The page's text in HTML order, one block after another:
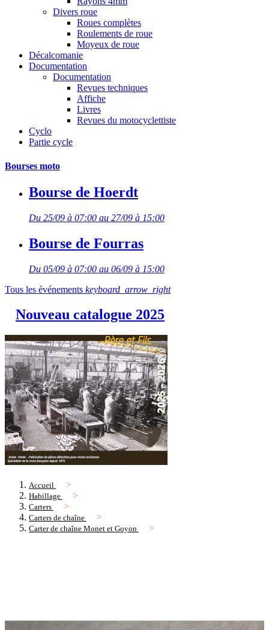
Divers roue
Roues complètes
Roulements de roue
Moyeux de roue
Décalcomanie
Documentation
Documentation
Revues techniques
Affiche
Livres
Revues du motocyclettiste
Cyclo
Partie cycle
Bourses moto
Bourse de Hoerdt
Du 25/09 à 07:00 au 27/09 à 15:00
Bourse de Fourras
Du 05/09 à 07:00 au 06/09 à 15:00
Tous les événements keyboard_arrow_right
Nouveau catalogue 2025
Accueil
Habillage
Carters
Carters de chaîne
Carter de chaîne Monet et Goyon